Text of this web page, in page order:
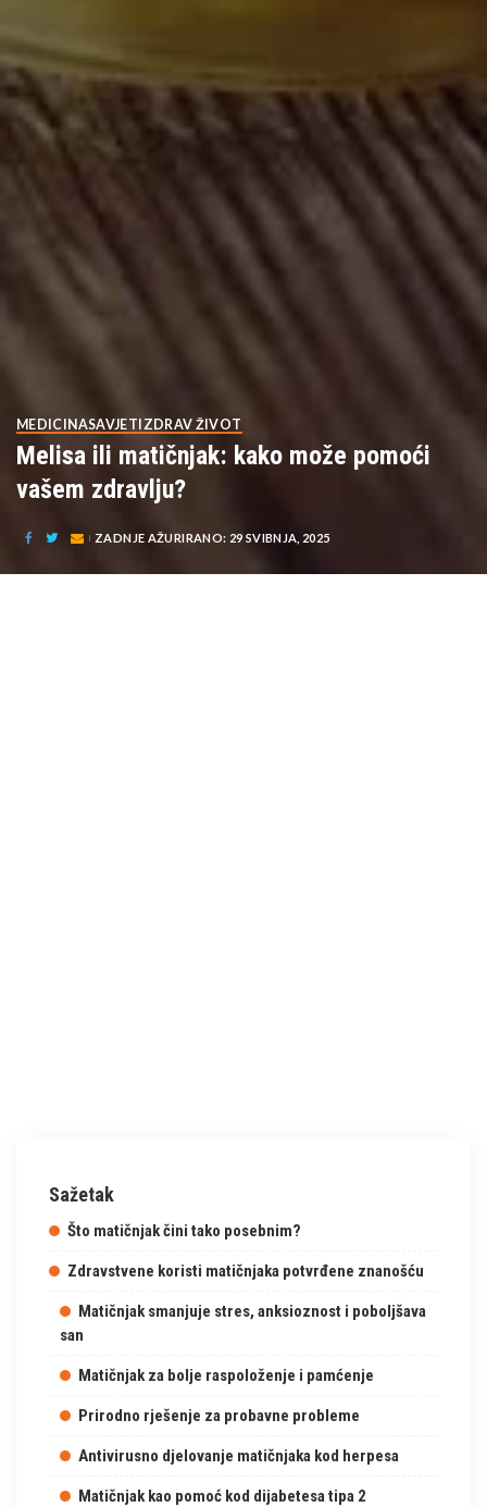
MEDICINASAVJETI ZDRAV ŽIVOT
Melisa ili matičnjak: kako može pomoći
vašem zdravlju?
ZADNJE AŽURIRANO: 29 SVIBNJA, 2025
Sažetak
Što matičnjak čini tako posebnim?
Zdravstvene koristi matičnjaka potvrđene znanošću
Matičnjak smanjuje stres, anksioznost i poboljšava
san
Matičnjak za bolje raspoloženje i pamćenje
Prirodno rješenje za probavne probleme
Antivirusno djelovanje matičnjaka kod herpesa
Matičnjak kao pomoć kod dijabetesa tipa 2